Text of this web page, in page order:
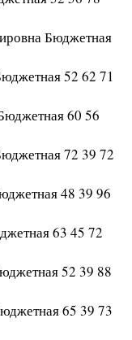
Бюджетная
52 62 71
60 56
72 39 72
48 39 96
63 45 72
52 39 88
65 39 73